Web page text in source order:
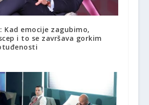
Kad emocije zagubimo,
i to se završava gorkim